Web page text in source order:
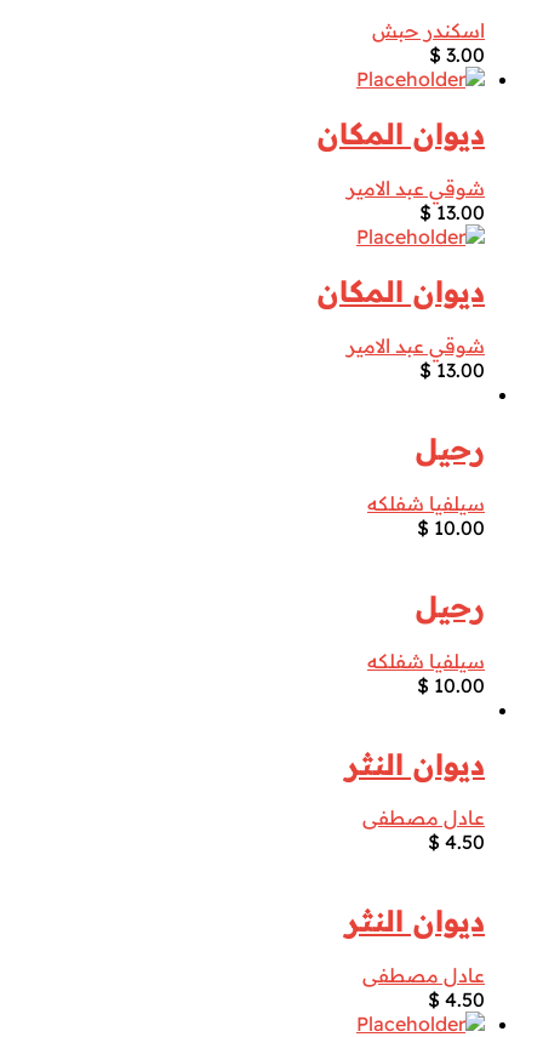
اسكندر حبش
$ 3.00
ديوان المكان
شوقي عبد الامير
$13.00
ديوان المكان
شوقي عبد الامير
$13.00
رحيل
سيلفيا شفلكه
$ 10.00
رحيل
سيلفيا شفلكه
$ 10.00
ديوان النثر
عادل مصطفى
$ 4.50
ديوان النثر
عادل مصطفى
$ 4.50